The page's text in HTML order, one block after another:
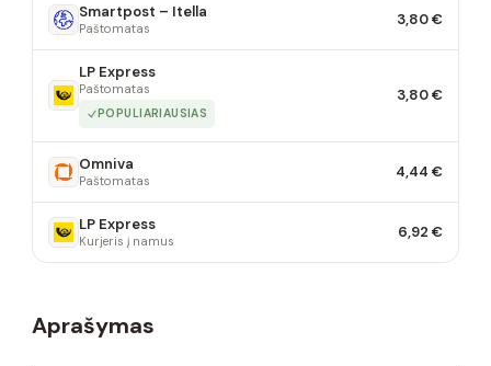
Smartpost – Itella
Paštomatas 3,80 €
LP Express
Paštomatas
POPULIARIAUSIAS
3,80 €
Omniva
Paštomatas 4,44 €
LP Express
Kurjeris į namus 6,92 €
Aprašymas